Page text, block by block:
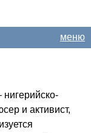
меню
и активист,